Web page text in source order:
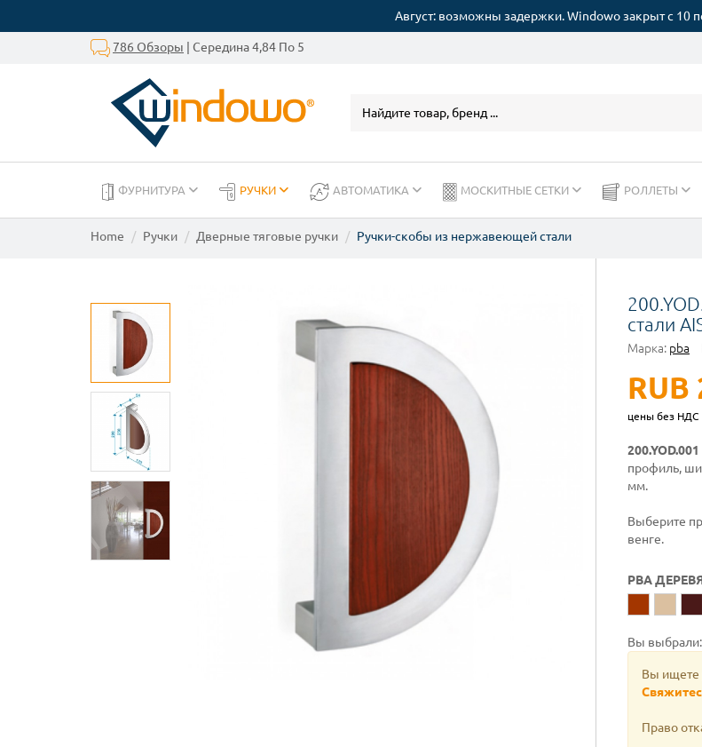
Август: возможны задержки. Windowo закрыт с 10
786 Обзоры | Середина 4,84 По 5
ФУРНИТУРА РУЧКИ АВТОМАТИКА МОСКИТНЫЕ СЕТКИ РОЛЛЕТЫ
Home Ручки Дверные тяговые ручки Ручки-скобы из нержавеющей стали
стали
Марка: pba
RUB
цены без НДС
200.YOD.001
профиль,
мм.
Выберите
венге.
PBA
Вы выбрали:
Вы ищете
Право